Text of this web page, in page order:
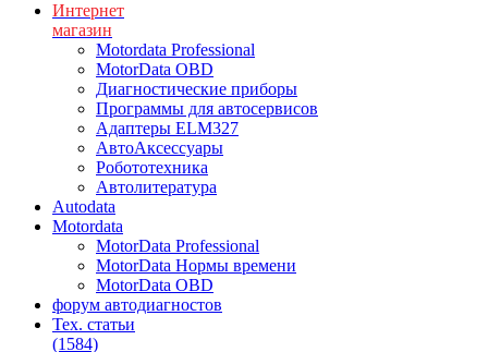
Интернет
магазин
Motordata Professional
MotorData OBD
Диагностические приборы
Программы для автосервисов
Адаптеры ELM327
АвтоАксессуары
Робототехника
Автолитература
Autodata
Motordata
MotorData Professional
MotorData Нормы времени
MotorData OBD
форум автодиагностов
Тех. статьи
(1584)